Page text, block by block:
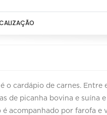
o cardápio de carnes. Entre
de picanha bovina e suína
é acompanhado por farofa